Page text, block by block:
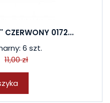
CZERWONY 0172...
6 szt.
11,00 zł